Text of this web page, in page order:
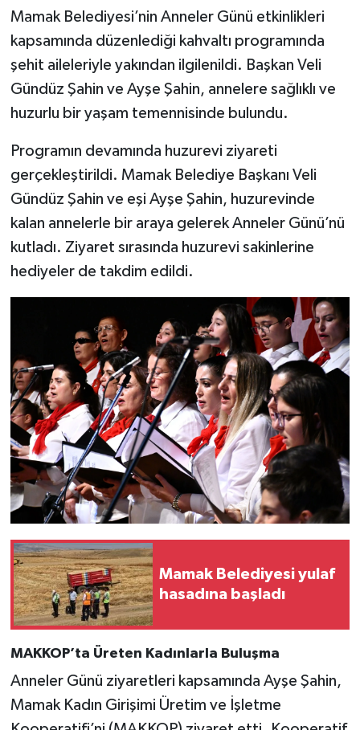
Mamak Belediyesi’nin Anneler Günü etkinlikleri
kapsamında düzenlediği kahvaltı programında
şehit aileleriyle yakından ilgilenildi. Başkan Veli
Gündüz Şahin ve Ayşe Şahin, annelere sağlıklı ve
huzurlu bir yaşam temennisinde bulundu.
Programın devamında huzurevi ziyareti
gerçekleştirildi. Mamak Belediye Başkanı Veli
Gündüz Şahin ve eşi Ayşe Şahin, huzurevinde
kalan annelerle bir araya gelerek Anneler Günü’nü
kutladı. Ziyaret sırasında huzurevi sakinlerine
hediyeler de takdim edildi.
Mamak Belediyesi yulaf
hasadına başladı
MAKKOP’ta Üreten Kadınlarla Buluşma
Anneler Günü ziyaretleri kapsamında Ayşe Şahin,
Mamak Kadın Girişimi Üretim ve İşletme